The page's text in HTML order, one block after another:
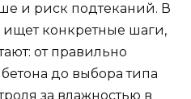
и риск подтеканий. В
конкретные шаги,
от правильно
до выбора типа
за влажностью в